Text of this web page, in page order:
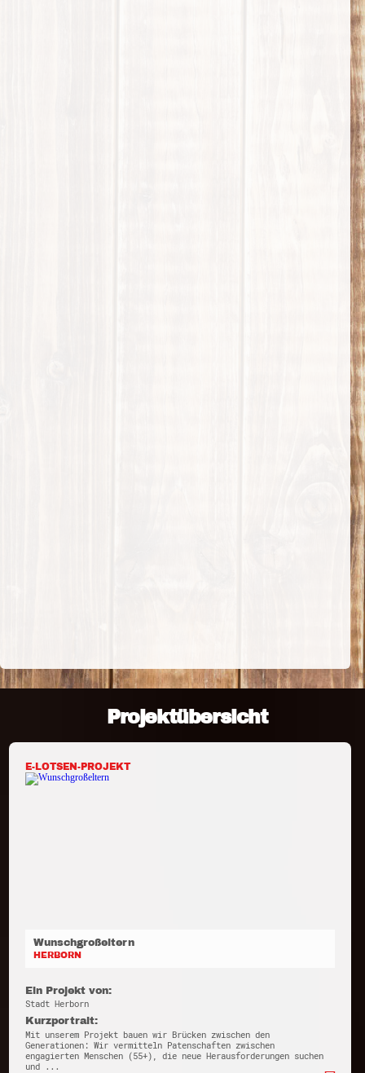
Projektübersicht
E-LOTSEN-PROJEKT
Wunschgroßeltern
HERBORN
Ein Projekt von:
Stadt Herborn
Kurzportrait:
Mit unserem Projekt bauen wir Brücken zwischen den
Generationen: Wir vermitteln Patenschaften zwischen
engagierten Menschen (55+), die neue Herausforderungen suchen
und ...